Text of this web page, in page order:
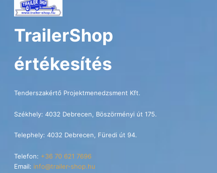
TrailerShop
értékesítés
Tenderszakértő Projektmenedzsment Kft.
Székhely: 4032 Debrecen, Böszörményi út 175.
Telephely: 4032 Debrecen, Füredi út 94.
Telefon: +36 70 621 7696
Email: info@trailer-shop.hu